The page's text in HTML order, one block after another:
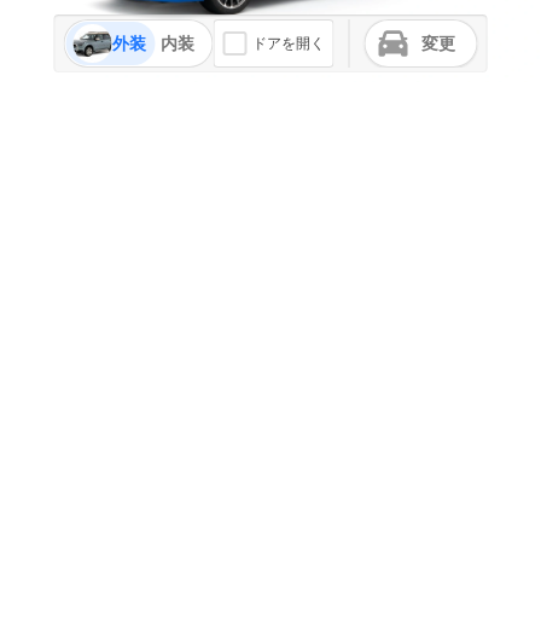
外装 内装 ドアを開く 変更